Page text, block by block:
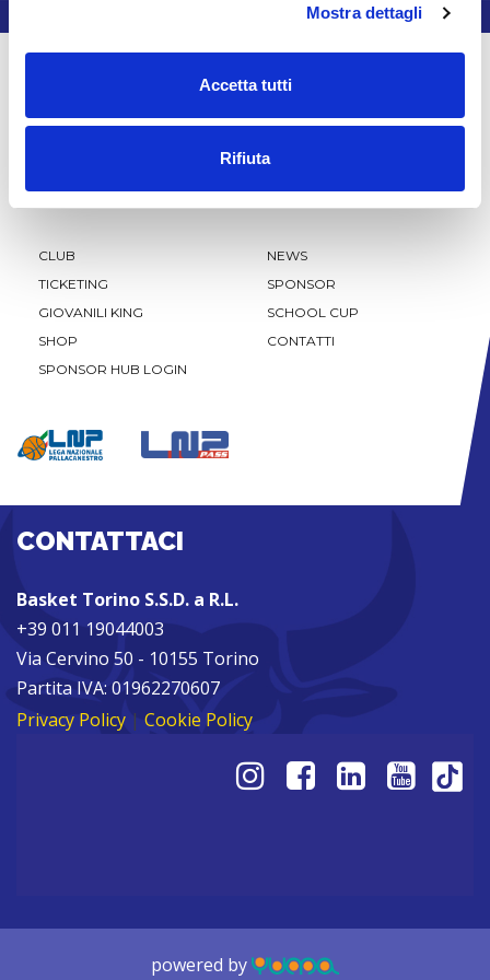
Mostra dettagli
Accetta tutti
Rifiuta
CLUB
NEWS
TICKETING
SPONSOR
GIOVANILI KING
SCHOOL CUP
SHOP
CONTATTI
SPONSOR HUB LOGIN
CONTATTACI
Basket Torino S.S.D. a R.L.
+39 011 19044003
Via Cervino 50 - 10155 Torino
Partita IVA: 01962270607
Privacy Policy | Cookie Policy
powered by